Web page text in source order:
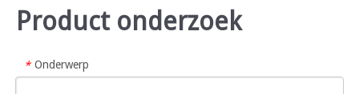
Product onderzoek
* Onderwerp